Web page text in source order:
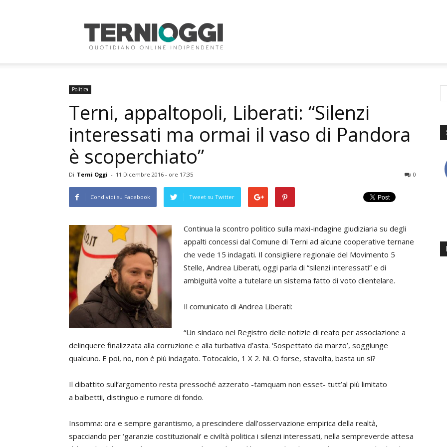
Oggi
Politica
Terni, appaltopoli, Liberati: “Silenzi
interessati ma ormai il vaso di Pandora
è scoperchiato”
Di Terni Oggi - 11 Dicembre 2016 - ore 17:35 0
Condividi su Facebook Tweet su Twitter
Continua la scontro politico sulla maxi-indagine giudiziaria su degli
appalti concessi dal Comune di Terni ad alcune cooperative ternane
che vede 15 indagati. Il consigliere regionale del Movimento 5
Stelle, Andrea Liberati, oggi parla di “silenzi interessati” e di
ambiguità volte a tutelare un sistema fatto di voto clientelare.
Il comunicato di Andrea Liberati:
“Un sindaco nel Registro delle notizie di reato per associazione a
delinquere finalizzata alla corruzione e alla turbativa d’asta. ‘Sospettato da marzo’, soggiunge
qualcuno. E poi, no, non è più indagato. Totocalcio, 1 X 2. Ni. O forse, stavolta, basta un sì?
Il dibattito sull’argomento resta pressoché azzerato -tamquam non esset- tutt’al più limitato
a balbettii, distinguo e rumore di fondo.
Insomma: ora e sempre garantismo, a prescindere dall’osservazione empirica della realtà,
spacciando per ‘garanzie costituzionali’ e civiltà politica i silenzi interessati, nella sempreverde attesa